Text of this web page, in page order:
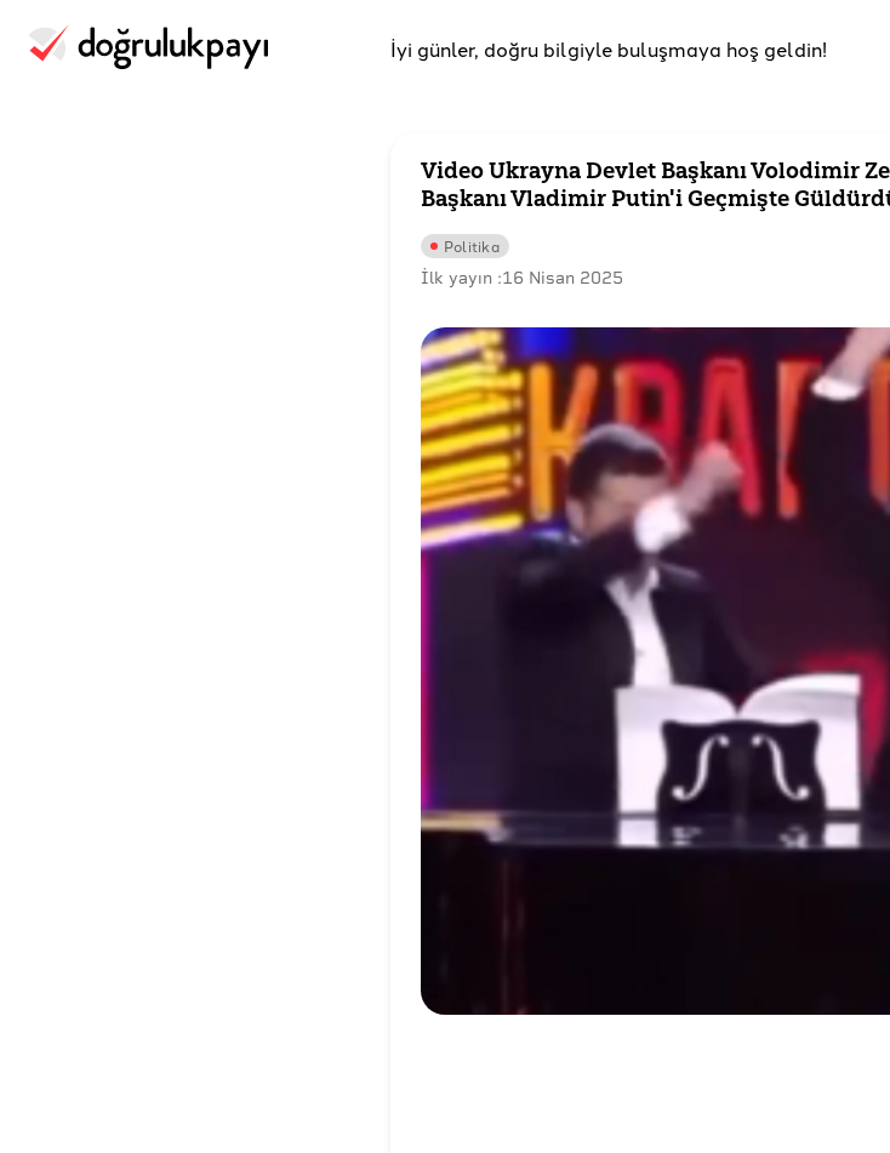
İyi günler, doğru bilgiyle buluşmaya hoş geldin!
Video Ukrayna Devlet Başkanı Volodimir
Başkanı Vladimir Putin'i Geçmişte
Politika
İlk yayın :16 Nisan 2025